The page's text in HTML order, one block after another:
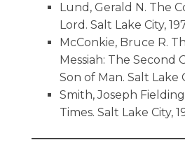
Lund, Gerald N. The
Lord. Salt Lake City,
McConkie, Bruce R.
Messiah: The Second
Son of Man. Salt Lake
Smith, Joseph
Times. Salt Lake City,